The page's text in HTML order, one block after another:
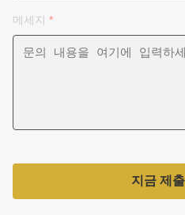
메세지 *
지금 제